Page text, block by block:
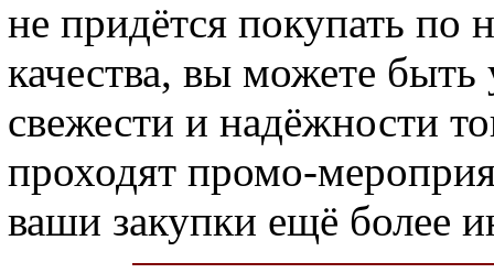
не придётся покупать по
качества, вы можете
свежести и надёжности
проходят промо-
ваши закупки ещё более